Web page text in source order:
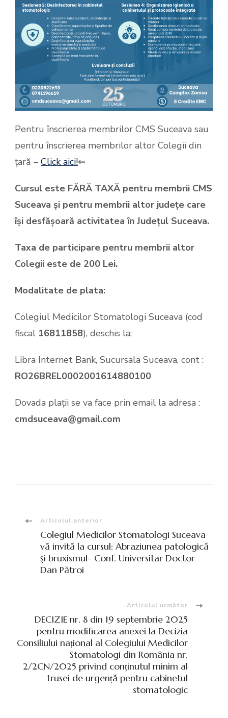
Pentru înscrierea membrilor CMS Suceava sau
pentru înscrierea membrilor altor Colegii din
țară – Click aici!⇐
Cursul este FĂRĂ TAXĂ pentru membrii CMS
Suceava și pentru membrii altor județe care
își desfășoară activitatea în Județul Suceava.
Taxa de participare pentru membrii altor
Colegii este de 200 Lei.
Modalitate de plata:
Colegiul Medicilor Stomatologi Suceava (cod
fiscal 16811858), deschis la:
Libra Internet Bank, Sucursala Suceava, cont :
RO26BREL0002001614880100
Dovada plații se va face prin email la adresa :
cmdsuceava@gmail.com
Navigare
articole
Articolul anterior
Colegiul Medicilor Stomatologi Suceava
vă invită la cursul: Abraziunea patologică
şi bruxismul- Conf. Universitar Doctor
Dan Pătroi
Articolul următor
DECIZIE nr. 8 din 19 septembrie 2025
pentru modificarea anexei la Decizia
Consiliului național al Colegiului Medicilor
Stomatologi din România nr.
2/2CN/2025 privind conținutul minim al
trusei de urgență pentru cabinetul
stomatologic